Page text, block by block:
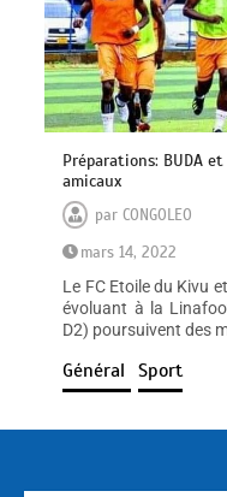
Préparations: BUDA
amicaux
parCONGOLEO
mars 14, 2022
Le FC Etoile du Kivu
évoluant à la
D2) poursuivent des
Général Sport